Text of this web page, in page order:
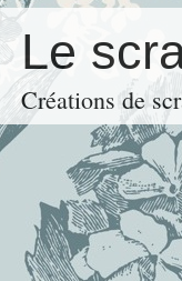
Le
Créations de